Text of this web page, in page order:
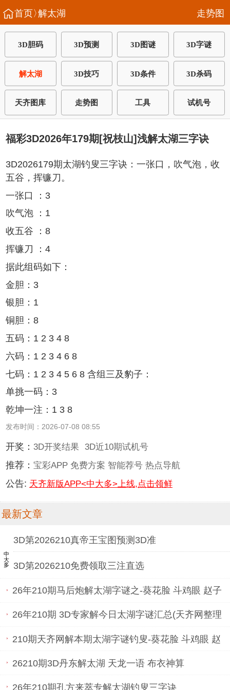
首页〉解太湖 走势图
3D胆码 3D预测 3D图谜 3D字谜
解太湖 3D技巧 3D条件 3D杀码
天齐图库 走势图 工具 试机号
福彩3D2026年179期[祝枝山]浅解太湖三字诀
3D2026179期太湖钓叟三字诀：一张口，吹气泡，收
五谷，挥镰刀。
一张口 ：3
吹气泡 ：1
收五谷 ：8
挥镰刀 ：4
据此组码如下：
金胆：3
银胆：1
铜胆：8
五码：1 2 3 4 8
六码：1 2 3 4 6 8
七码：1 2 3 4 5 6 8 含组三及豹子：
单挑一码：3
乾坤一注：1 3 8
发布时间：2026-07-08 08:55
开奖： 3D开奖结果 3D近10期试机号
推荐： 宝彩APP 免费方案 智能荐号 热点导航
公告: 天齐新版APP<中大多>上线,点击领鲜
最新文章
中大多
3D第2026210真帝王宝图预测3D准
3D第2026210免费领取三注直选
26年210期马后炮解太湖字谜之-葵花脸 斗鸡眼 赵子
龙 好大胆
26年210期 3D专家解今日太湖字谜汇总(天齐网整理
汇总)
210期天齐网解本期太湖字谜钓叟-葵花脸 斗鸡眼 赵
子龙 好大胆
26210期3D丹东解太湖 天龙一语 布衣神算
26年210期孔方来萃专解太湖钓叟三字诀